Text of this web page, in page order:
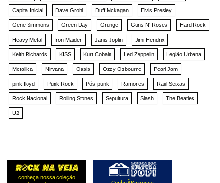
Capital Inicial Dave Grohl Duff Mckagan Elvis Presley
Gene Simmons Green Day Grunge Guns N' Roses Hard Rock
Heavy Metal Iron Maiden Janis Joplin Jimi Hendrix
Keith Richards KISS Kurt Cobain Led Zeppelin Legião Urbana
Metallica Nirvana Oasis Ozzy Osbourne Pearl Jam
pink floyd Punk Rock Pós-punk Ramones Raul Seixas
Rock Nacional Rolling Stones Sepultura Slash The Beatles
U2